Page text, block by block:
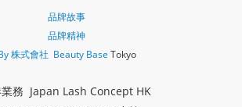
品牌故事
品牌精神
株式會社 Beauty Base Tokyo
務 Japan Lash Concept HK